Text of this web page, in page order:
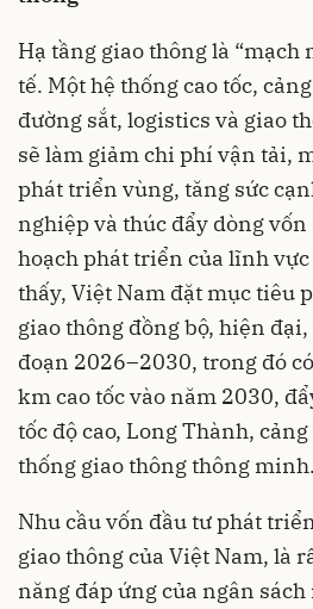
Hạ tầng giao thông là “mạch
tế. Một hệ thống cao tốc,
đường sắt, logistics và giao
sẽ làm giảm chi phí vận tải,
phát triển vùng, tăng sức
nghiệp và thúc đẩy dòng
hoạch phát triển của lĩnh
thấy, Việt Nam đặt mục tiêu
giao thông đồng bộ, hiện
đoạn 2026–2030, trong đó
km cao tốc vào năm 2030,
tốc độ cao, Long Thành,
thống giao thông thông minh.
Nhu cầu vốn đầu tư phát
giao thông của Việt Nam, là
năng đáp ứng của ngân